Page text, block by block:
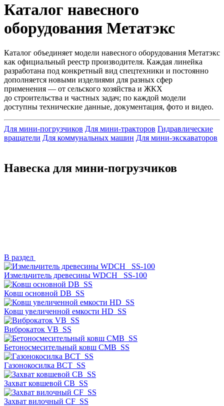
Каталог навесного
оборудования Метатэкс
Каталог объединяет модели навесного оборудования Метатэкс
как официальный реестр производителя. Каждая линейка
разработана под конкретный вид спецтехники и постоянно
дополняется новыми изделиями для разных сфер
применения — от сельского хозяйства и ЖКХ
до строительства и частных задач; по каждой модели
доступны технические данные, документация, фото и видео.
Для мини-погрузчиков Для мини-тракторов Гидравлические
вращатели Для коммунальных машин Для мини-экскаваторов
Навеска для мини-погрузчиков
В раздел
Измельчитель древесины WDCH_ SS-100
Ковш основной DB_SS
Ковш увеличенной емкости HD_SS
Виброкаток VB_SS
Бетоносмесительный ковш CMB_SS
Газонокосилка BCT_SS
Захват ковшевой CB_SS
Захват вилочный CF_SS